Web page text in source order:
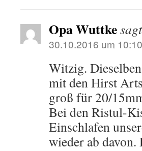
Opa Wuttke
30.10.2016 um 10:10
Witzig.
mit den Hirst
groß für 20/
Bei den Ristul-
Einschlafen
wieder ab